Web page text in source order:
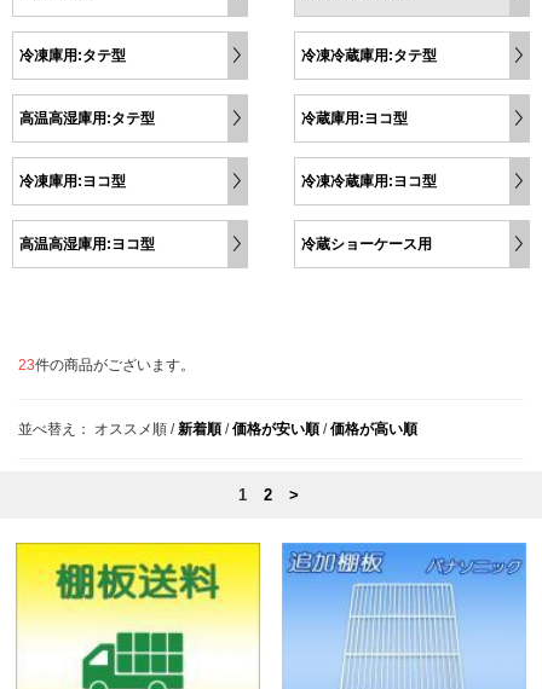
冷凍庫用:タテ型 冷凍冷蔵庫用:タテ型
高温高湿庫用:タテ型 冷蔵庫用:ヨコ型
冷凍庫用:ヨコ型 冷凍冷蔵庫用:ヨコ型
高温高湿庫用:ヨコ型 冷蔵ショーケース用
23件の商品がございます。
並べ替え： オススメ順 /新着順 /価格が安い順 /価格が高い順
1 2 >